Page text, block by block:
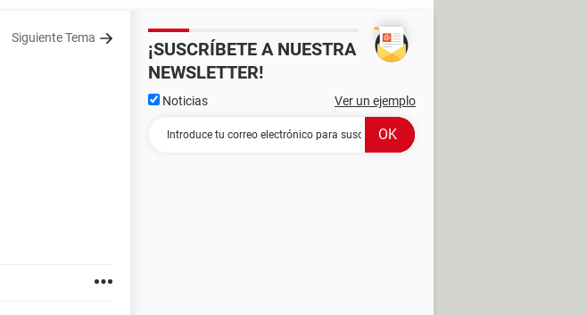
Siguiente Tema
¡SUSCRÍBETE A NUESTRA
NEWSLETTER!
Noticias Ver un ejemplo